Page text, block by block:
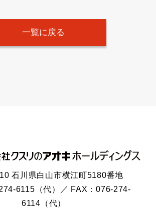
一覧に戻る
石川県白山市横江町5180番地
6115（代）／ FAX：076-274-
6114（代）